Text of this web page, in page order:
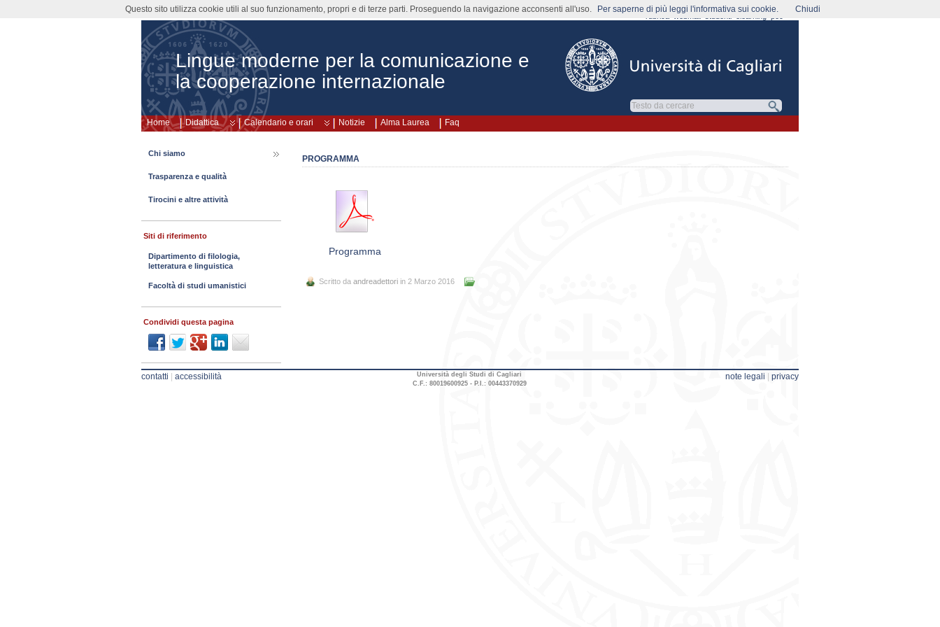
Lingue moderne per la comunicazione e
la cooperazione internazionale
Home
rubrica webmail
Didattica Calendario e orari Notizie Alma Laurea Faq
PROGRAMMA
Programma
Scritto da andreadettori in 2 Marzo 2016
Chi siamo
Trasparenza e qualità
Tirocini e altre attività
Siti di riferimento
Dipartimento di filologia,
letteratura e linguistica
Facoltà di studi umanistici
Condividi questa pagina
contatti accessibilità
Università degli Studi di Cagliari
C.F.: 80019600925 - P.I.: 00443370929
note legali privacy
Questo sito utilizza cookie utili al suo funzionamento, propri e di terze parti. Proseguendo la navigazione acconsenti all'uso. Per saperne di più leggi l'informativa sui cookie. Chiudi